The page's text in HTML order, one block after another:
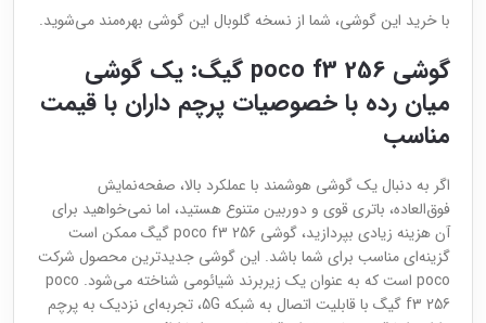
با خرید این گوشی، شما از نسخه گلوبال این گوشی بهره‌مند می‌شوید.
گوشی poco f3 256 گیگ: یک گوشی
میان رده با خصوصیات پرچم داران با قیمت
مناسب
اگر به دنبال یک گوشی هوشمند با عملکرد بالا، صفحه‌نمایش
فوق‌العاده، باتری قوی و دوربین متنوع هستید، اما نمی‌خواهید برای
آن هزینه زیادی بپردازید، گوشی poco f3 256 گیگ ممکن است
گزینه‌ای مناسب برای شما باشد. این گوشی جدیدترین محصول شرکت
poco است که به عنوان یک زیربرند شیائومی شناخته می‌شود. poco
f3 256 گیگ با قابلیت اتصال به شبکه 5G، تجربه‌ای نزدیک به پرچم